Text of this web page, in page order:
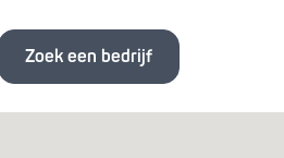
Zoek een bedrijf